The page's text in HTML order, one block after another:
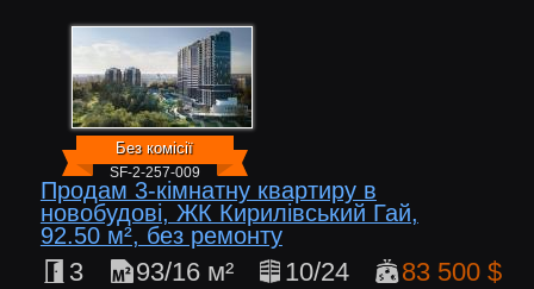
Без комісії
SF-2-257-009
Продам 3-кімнатну квартиру в
новобудові, ЖК Кирилівський Гай,
92.50 м², без ремонту
3 93/16 м² 10/24 83 500 $